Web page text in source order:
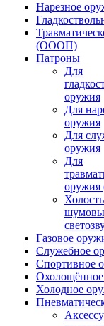
Нарезное
(ОООП)
Патроны
Для
оружия
Для
оружия
Для
оружия
Для
Газовое
Служебное
Спортивное
Холодное